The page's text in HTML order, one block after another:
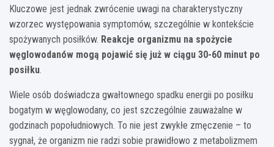
Kluczowe jest jednak zwrócenie uwagi na charakterystyczny
wzorzec występowania symptomów, szczególnie w kontekście
spożywanych posiłków. Reakcje organizmu na spożycie
węglowodanów mogą pojawić się już w ciągu 30-60 minut po
posiłku.
Wiele osób doświadcza gwałtownego spadku energii po posiłku
bogatym w węglowodany, co jest szczególnie zauważalne w
godzinach popołudniowych. To nie jest zwykłe zmęczenie – to
sygnał, że organizm nie radzi sobie prawidłowo z metabolizmem